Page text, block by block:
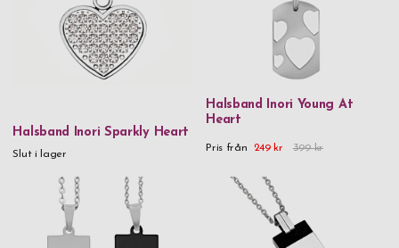
Halsband Inori Sparkly Heart
Slut i lager
Halsband Inori Young At
Heart
Pris från 249 kr 399 kr